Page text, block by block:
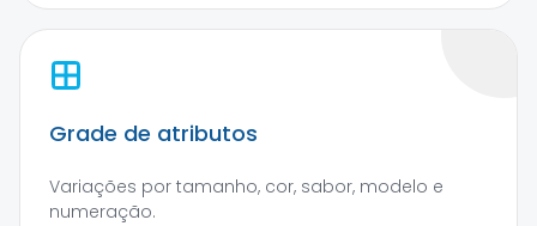
Grade de atributos
Variações por tamanho, cor, sabor, modelo e
numeração.